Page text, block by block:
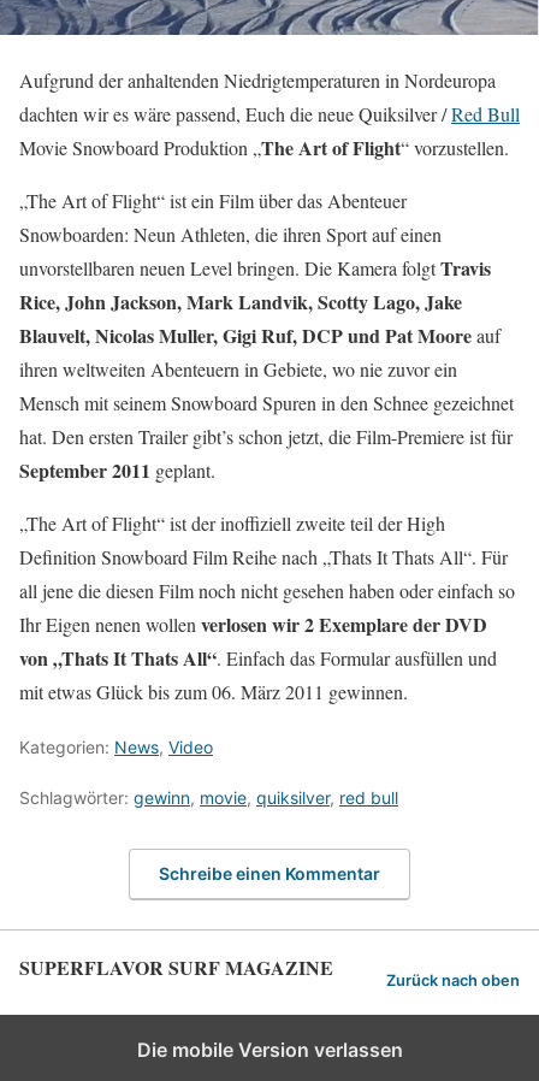
Aufgrund der anhaltenden Niedrigtemperaturen in Nordeuropa
dachten wir es wäre passend, Euch die neue Quiksilver /Red Bull
Movie Snowboard Produktion „The Art of Flight“ vorzustellen.
„The Art of Flight“ ist ein Film über das Abenteuer
Snowboarden: Neun Athleten, die ihren Sport auf einen
unvorstellbaren neuen Level bringen. Die Kamera folgtTravis
Rice, John Jackson, Mark Landvik, Scotty Lago, Jake
Blauvelt, Nicolas Muller, Gigi Ruf, DCP und Pat Mooreauf
ihren weltweiten Abenteuern in Gebiete, wo nie zuvor ein
Mensch mit seinem Snowboard Spuren in den Schnee gezeichnet
hat. Den ersten Trailer gibt’s schon jetzt, die Film-Premiere ist für
September 2011 geplant.
„The Art of Flight“ ist der inoffiziell zweite teil der High
Definition Snowboard Film Reihe nach „Thats It Thats All“. Für
all jene die diesen Film noch nicht gesehen haben oder einfach so
Ihr Eigen nenen wollenverlosen wir 2 Exemplare der DVD
von „Thats It Thats All“. Einfach das Formular ausfüllen und
mit etwas Glück bis zum 06. März 2011 gewinnen.
Kategorien: News, Video
Schlagwörter: gewinn, movie, quiksilver, red bull
Schreibe einen Kommentar
SUPERFLAVOR SURF MAGAZINE Zurück nach oben
Die mobile Version verlassen